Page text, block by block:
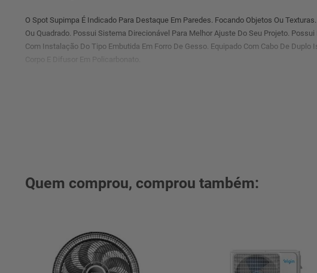
O Spot Supimpa É Indicado Para Destaque Em Paredes. Focando Objetos Ou
Ou Quadrado. Possui Sistema Direcionável Para Melhor Ajuste Do Seu Projeto.
Com Instalação Do Tipo Embutida Em Forro De Gesso. Equipado Com Cabo De Duplo
Corpo E Difusor Em Policarbonato.
Quem comprou, comprou também: